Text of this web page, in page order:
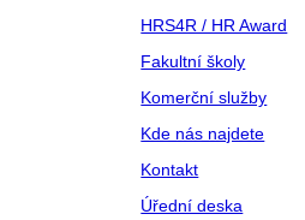
HRS4R / HR Award
Fakultní školy
Komerční služby
Kde nás najdete
Kontakt
Úřední deska